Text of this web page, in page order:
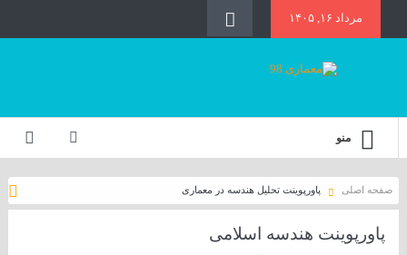
مرداد ۱۶, ۱۴۰۵
منو
صفحه اصلی پاورپوینت تحلیل هندسه در معماری
پاورپوینت هندسه اسلامی